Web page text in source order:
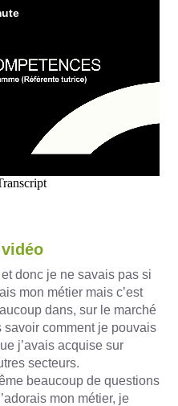
donc je ne savais pas si
mon métier mais c’est
dans, sur le marché
savoir comment je pouvais
j’avais acquise sur
secteurs.
beaucoup de questions
mon métier, je